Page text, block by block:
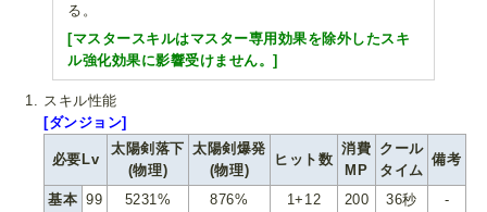
る。
[マスタースキルはマスター専用効果を除外したスキ
ル強化効果に影響受けません。]
スキル性能
[ダンジョン]
必要Lv
太陽剣落下
(物理)
太陽剣爆発
(物理)
ヒット数
消費
MP
クール
タイム
備考
基本 99 5231% 876% 1+12 200 36秒
-